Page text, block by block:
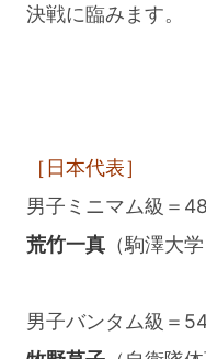
決戦に臨みます。
［日本代表］
男子ミニマム級＝
荒竹一真 （駒澤大学
男子バンタム級＝